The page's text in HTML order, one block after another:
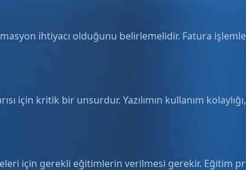
ihtiyacı olduğunu belirlemelidir. Fatura
için kritik bir unsurdur. Yazılımın kullanım
için gerekli eğitimlerin verilmesi gerekir. Eğitim